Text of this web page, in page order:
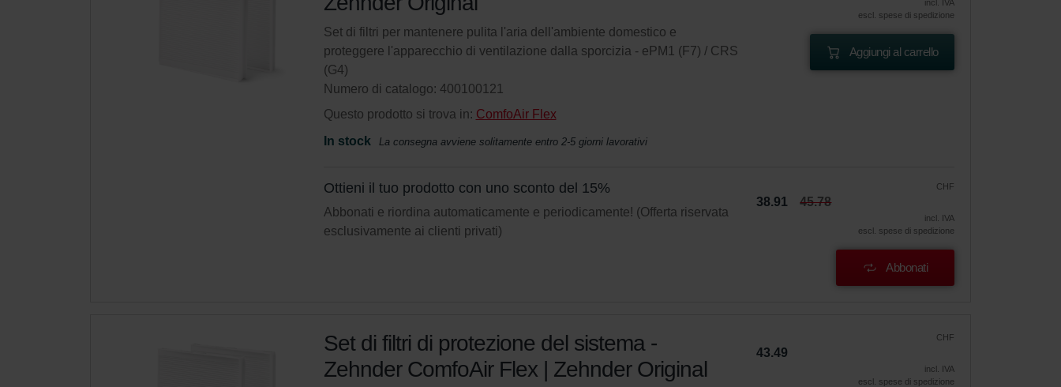
Set di filtri per mantenere pulita l'aria dell'ambiente domestico e
proteggere l'apparecchio di ventilazione dalla sporcizia - ePM1 (F7) / CRS
(G4)
Numero di catalogo: 400100121
Questo prodotto si trova in: ComfoAir Flex
In stock
La consegna avviene solitamente entro 2-5 giorni lavorativi
incl. IVA
escl. spese di spedizione
Aggiungi al carrello
Ottieni il tuo prodotto con uno sconto del 15%
Abbonati e riordina automaticamente e periodicamente! (Offerta riservata
esclusivamente ai clienti privati)
CHF
38.91 45.78
incl. IVA
escl. spese di spedizione
Abbonati
Set di filtri di protezione del sistema -
Zehnder ComfoAir Flex | Zehnder Original
CHF
43.49
incl. IVA
escl. spese di spedizione